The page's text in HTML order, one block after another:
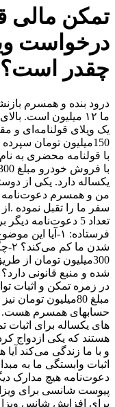
قابل
ویزا
است؟
و همسرم بازنشسته و
ما ۱۲
و مقدار قابل
تومان سپرده بانکی
محضری به نام همسرم
با فروش خودرو
یکی از دوستان
دعوت‌نامه ارسال کرده
5 دعوت‌نامه دیگر برای
فرستاده: ۱-آیا این موضوع از
شدن ما کم می‌کند؟
تومان از طریق
شده و منبع
80میلیون تومان نیز به
هست. آیا مبالغ
می‌کند آیا همراه
هیچ مدارک دیگری
شانس ویزا شدن ما